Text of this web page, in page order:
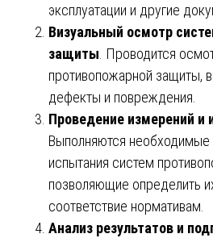
эксплуатации и другие
Визуальный осмотр
защиты. Проводится
противопожарной защиты,
дефекты и повреждения.
Проведение измерений и
Выполняются необходимые
испытания систем
позволяющие определить
соответствие нормативам.
Анализ результатов и